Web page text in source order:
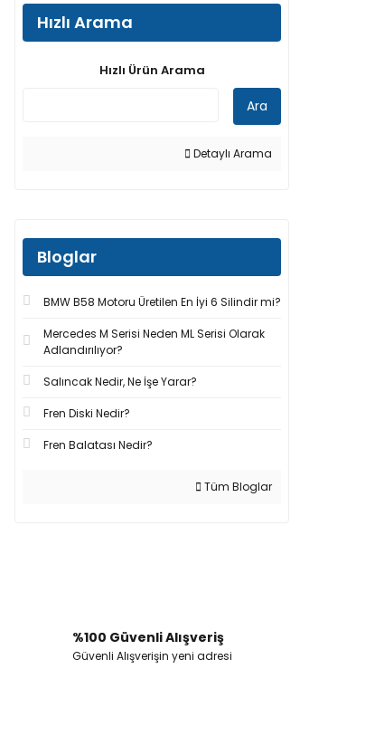
Hızlı Arama
Hızlı Ürün Arama
Ara
Detaylı Arama
Bloglar
BMW B58 Motoru Üretilen En İyi 6 Silindir mi?
Mercedes M Serisi Neden ML Serisi Olarak
Adlandırılıyor?
Salıncak Nedir, Ne İşe Yarar?
Fren Diski Nedir?
Fren Balatası Nedir?
Tüm Bloglar
%100 Güvenli Alışveriş
Güvenli Alışverişin yeni adresi